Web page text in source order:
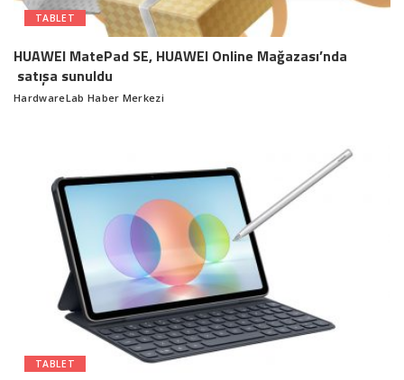
TABLET
HUAWEI MatePad SE, HUAWEI Online Mağazası’nda
satışa sunuldu
Posted
HardwareLab Haber Merkezi
TABLET